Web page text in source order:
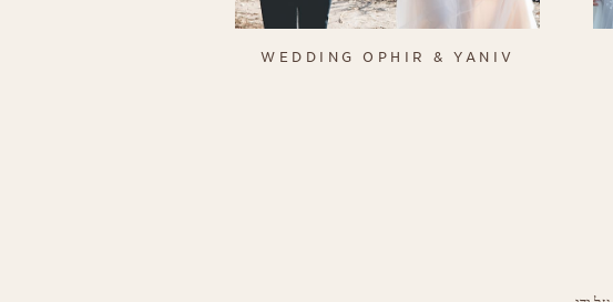
WEDDING OPHIR & YANIV